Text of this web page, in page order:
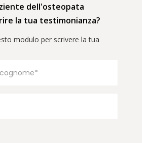
dell'osteopata
la tua testimonianza?
modulo per scrivere la tua